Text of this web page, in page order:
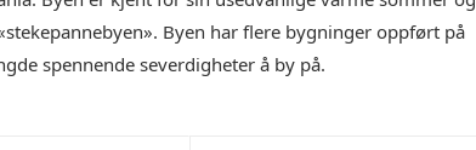
Byen har flere bygninger oppført på
spennende severdigheter å by på.